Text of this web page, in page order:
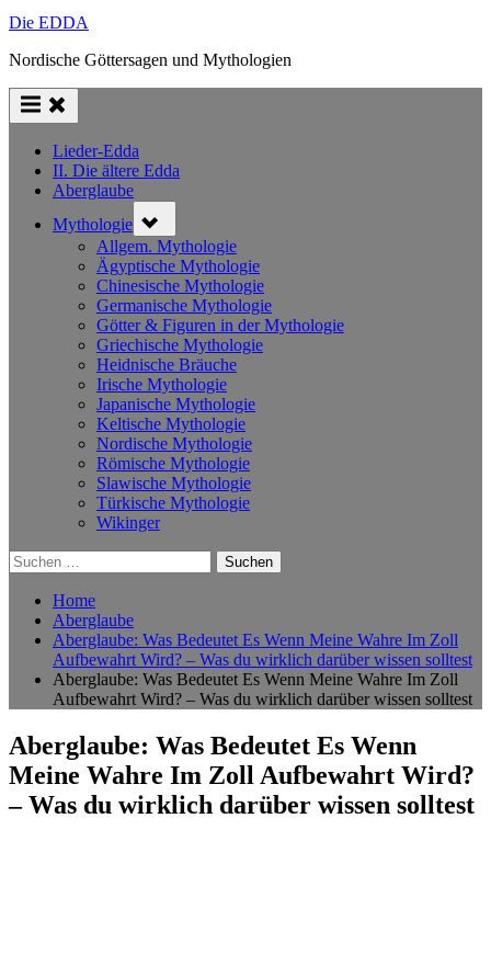
Die EDDA
Nordische Göttersagen und Mythologien
Lieder-Edda
II. Die ältere Edda
Aberglaube
Mythologie sub-
menu
Allgem. Mythologie
Ägyptische Mythologie
Chinesische Mythologie
Germanische Mythologie
Götter & Figuren in der Mythologie
Griechische Mythologie
Heidnische Bräuche
Irische Mythologie
Japanische Mythologie
Keltische Mythologie
Nordische Mythologie
Römische Mythologie
Slawische Mythologie
Türkische Mythologie
Wikinger
Suchen
nach:
Home
Aberglaube
Aberglaube: Was Bedeutet Es Wenn Meine Wahre Im Zoll
Aufbewahrt Wird? – Was du wirklich darüber wissen solltest
Aberglaube: Was Bedeutet Es Wenn Meine Wahre Im Zoll
Aufbewahrt Wird? – Was du wirklich darüber wissen solltest
Aberglaube: Was Bedeutet Es Wenn
Meine Wahre Im Zoll Aufbewahrt Wird?
– Was du wirklich darüber wissen solltest